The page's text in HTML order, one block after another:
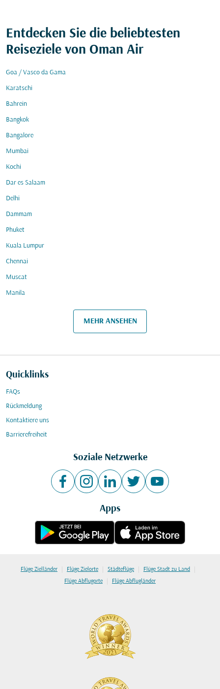
Entdecken Sie die beliebtesten
Reiseziele von Oman Air
Goa / Vasco da Gama
Karatschi
Bahrein
Bangkok
Bangalore
Mumbai
Kochi
Dar es Salaam
Delhi
Dammam
Phuket
Kuala Lumpur
Chennai
Muscat
Manila
MEHR ANSEHEN
Quicklinks
FAQs
Rückmeldung
Kontaktiere uns
Barrierefreiheit
Soziale Netzwerke
Apps
Flüge Zielländer | Flüge Zielorte | Städteflüge | Flüge Stadt zu Land |
Flüge Abflugorte | Flüge Abflugländer